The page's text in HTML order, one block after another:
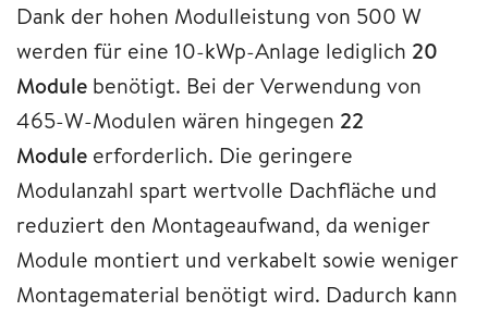
Dank der hohen Modulleistung von 500 W
werden für eine 10-kWp-Anlage lediglich 20
Module benötigt. Bei der Verwendung von
465-W-Modulen wären hingegen 22
Module erforderlich. Die geringere
Modulanzahl spart wertvolle Dachfläche und
reduziert den Montageaufwand, da weniger
Module montiert und verkabelt sowie weniger
Montagematerial benötigt wird. Dadurch kann